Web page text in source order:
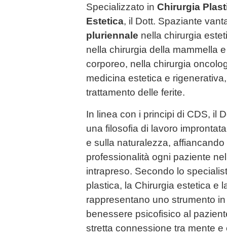
Specializzato in Chirurgia
Estetica, il Dott. Spaziante
pluriennale nella chirurgia
nella chirurgia della mammella
corporeo, nella chirurgia
medicina estetica e
trattamento delle ferite.
In linea con i principi di CDS, il
una filosofia di lavoro
e sulla naturalezza,
professionalità ogni paziente
intrapreso. Secondo lo
plastica, la Chirurgia estetica e
rappresentano uno strumento
benessere psicofisico al
stretta connessione tra mente e